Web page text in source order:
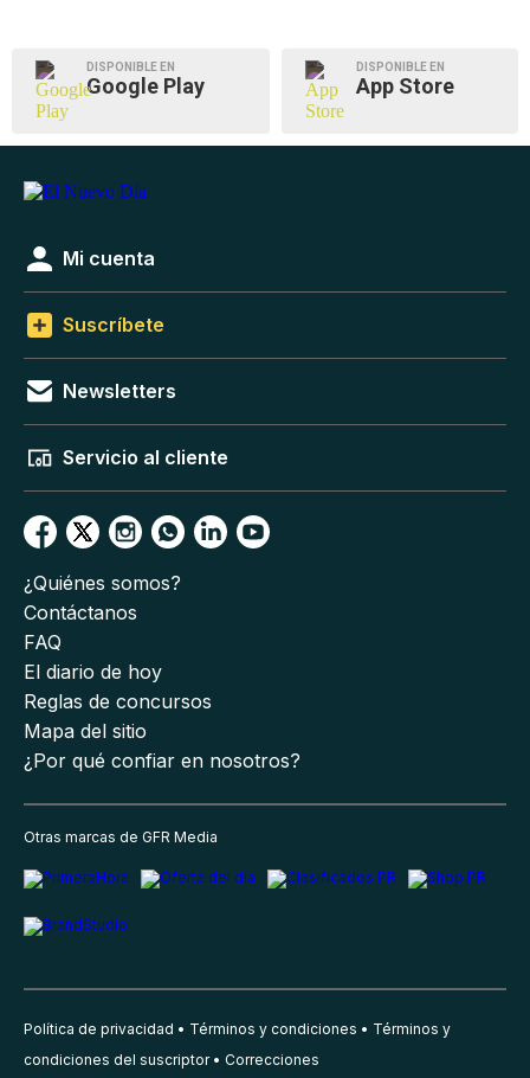
DISPONIBLE EN
Google Play
DISPONIBLE EN
App Store
Mi cuenta
Suscríbete
Newsletters
Servicio al cliente
¿Quiénes somos?
Contáctanos
FAQ
El diario de hoy
Reglas de concursos
Mapa del sitio
¿Por qué confiar en nosotros?
Otras marcas de GFR Media
Política de privacidad Términos y condiciones
Términos y
condiciones del suscriptor
Correcciones